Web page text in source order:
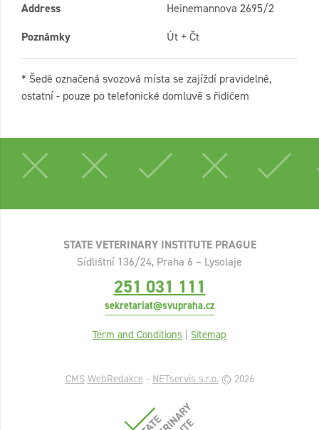
Address
Heinemannova 2695/2
Poznámky
Út + Čt
* Šedě označená svozová místa se zajíždí pravidelně,
ostatní - pouze po telefonické domluvě s řidičem
STATE VETERINARY INSTITUTE PRAGUE
Sídlištní 136/24, Praha 6 – Lysolaje
251 031 111
sekretariat@svupraha.cz
Term and Conditions | Sitemap
CMS WebRedakce - NETservis s.r.o.© 2026